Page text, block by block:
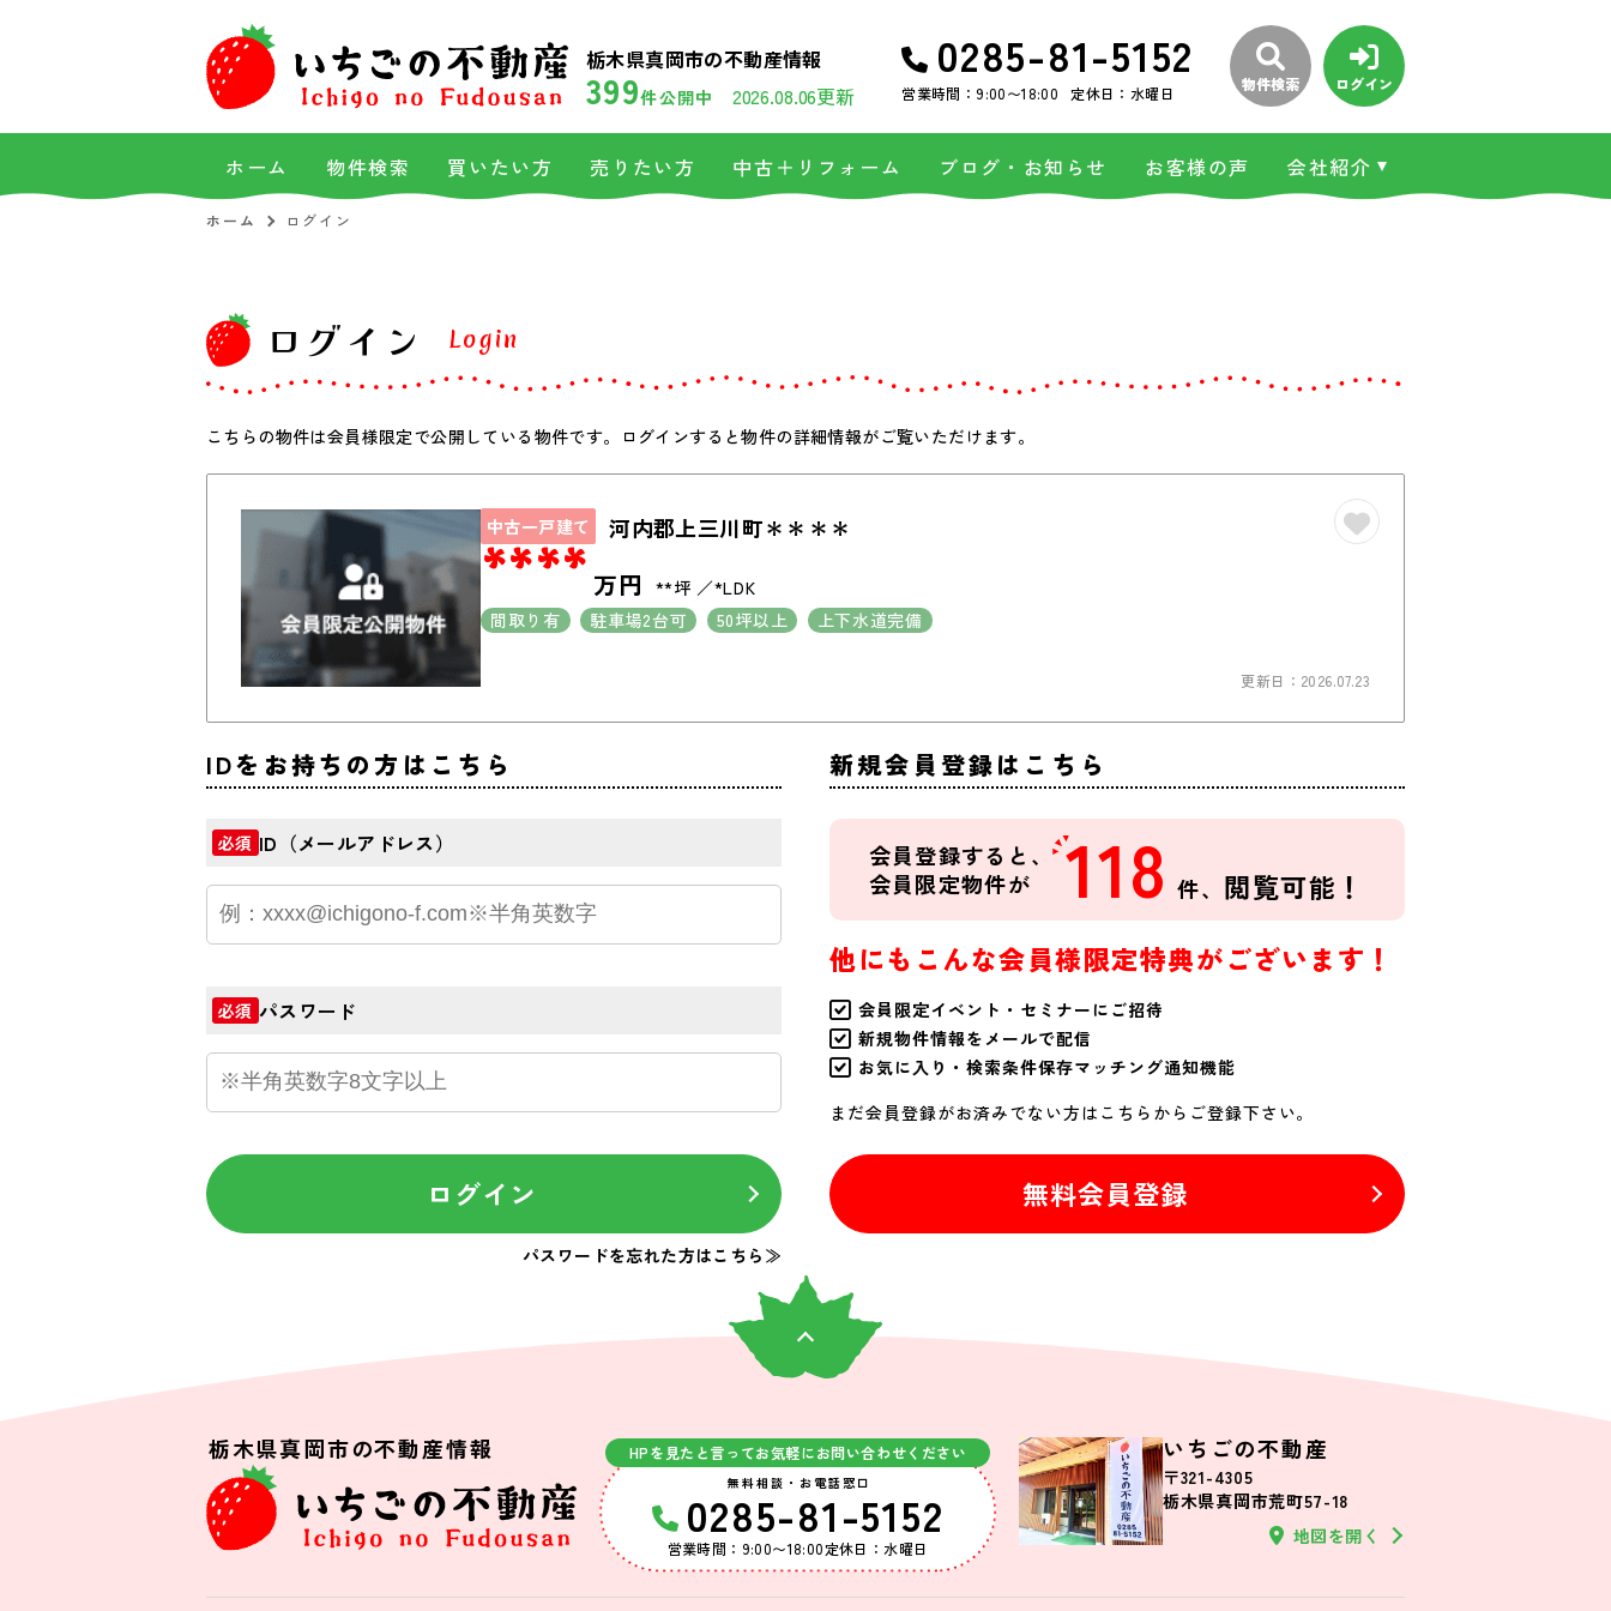
栃木県真岡市の不動産情報
399件公開中 2026.08.06更新
0285-81-5152
営業時間：9:00〜18:00 定休日：水曜日 物件検索 ログイン
ホーム 物件検索 買いたい方 売りたい方 中古＋リフォーム ブログ・お知らせ お客様の声 会社紹介
ホーム ログイン
ログイン Login
こちらの物件は会員様限定で公開している物件です。ログインすると物件の詳細情報がご覧いただけます。
中古一戸建て 河内郡上三川町＊＊＊＊
**** 万円 **坪
*LDK
間取り有
駐車場2台可 50坪以上 上下水道完備
更新日：2026.07.23
IDをお持ちの方はこちら
必須 ID（メールアドレス）
必須 パスワード
ログイン
パスワードを忘れた方はこちら≫
新規会員登録はこちら
会員登録すると、
会員限定物件が
118 件、 閲覧可能！
他にもこんな会員様限定特典がございます！
会員限定イベント・セミナーにご招待
新規物件情報をメールで配信
お気に入り・検索条件保存マッチング通知機能
まだ会員登録がお済みでない方はこちらからご登録下さい。
無料会員登録
栃木県真岡市の不動産情報 HPを見たと言ってお気軽にお問い合わせください
無料相談・お電話窓口
0285-81-5152
営業時間：9:00〜18:00定休日：水曜日
いちごの不動産
〒321-4305
栃木県真岡市荒町57-18
地図を開く